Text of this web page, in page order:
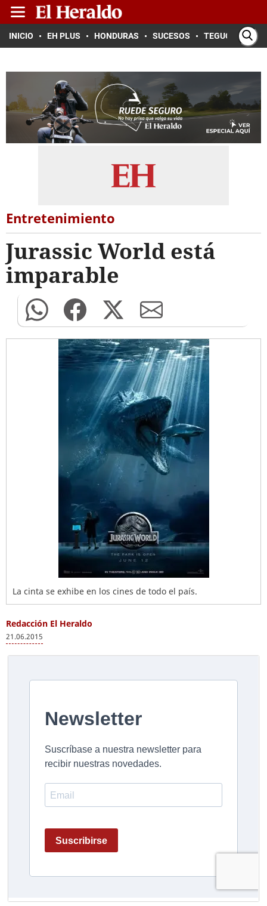
INICIO EH PLUS HONDURAS SUCESOS TEGUCIGALPA
Entretenimiento
Jurassic World está
imparable
La cinta se exhibe en los cines de todo el país.
Redacción El Heraldo
21.06.2015